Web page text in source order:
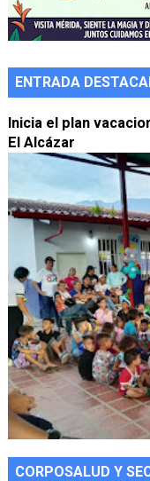
ENTRADA
Inicia el plan
El Alcázar
CORPOSALUD Y